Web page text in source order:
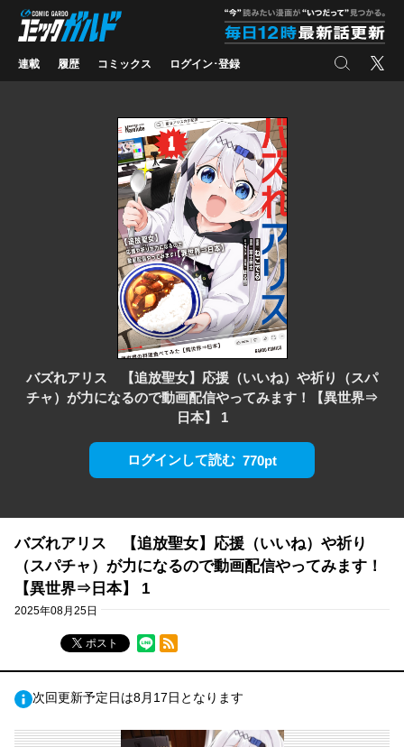
コミックガルド
連載 履歴 コミックス ログイン･登録 検索 X
バズれアリス 【追放聖女】応援（いいね）や祈り（スパ
チャ）が力になるので動画配信やってみます！【異世界⇒
日本】 1
ログインして読む 770pt
バズれアリス 【追放聖女】応援（いいね）や祈り
（スパチャ）が力になるので動画配信やってみます！
【異世界⇒日本】 1
2025年08月25日
ポスト
RSSフィード
次回更新予定日は8月17日となります